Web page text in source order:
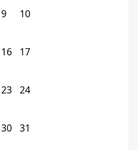
9 10
16 17
23 24
30 31